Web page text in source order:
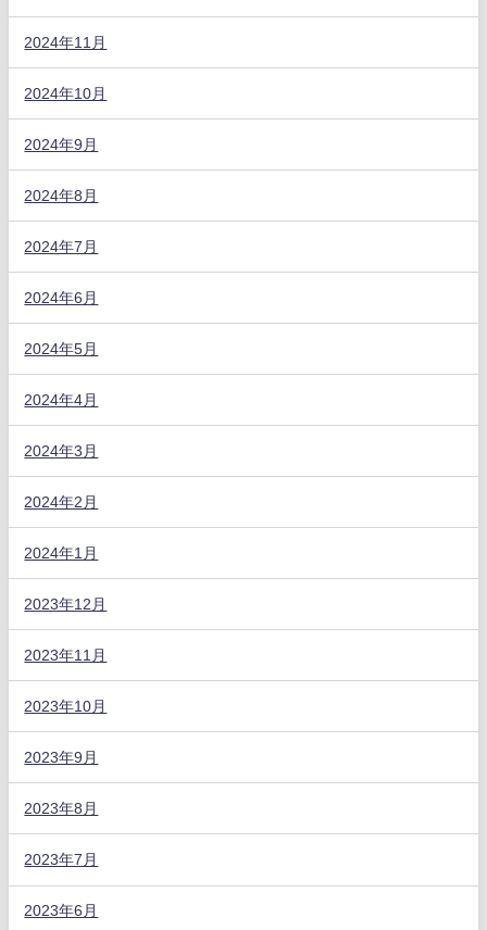
2024年11月
2024年10月
2024年9月
2024年8月
2024年7月
2024年6月
2024年5月
2024年4月
2024年3月
2024年2月
2024年1月
2023年12月
2023年11月
2023年10月
2023年9月
2023年8月
2023年7月
2023年6月